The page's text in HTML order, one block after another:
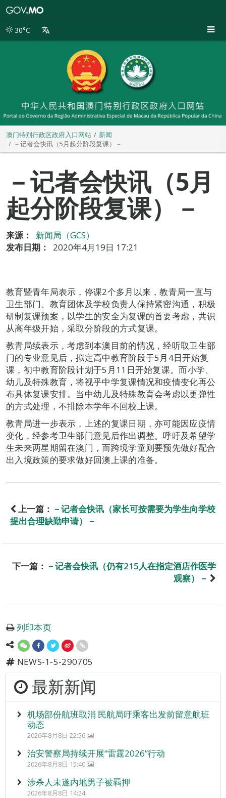
别
30°C
澳门特别行政区政府入口网站
新闻
－记者会快讯（5月起分阶段复课）－
－记者会快讯（5月
起分阶段复课）－
来源：
新闻局（GCS）
发布日期：
2020年4月19日 17:21
教育暨青年局表示，停课2个多月以来，教青局一直与
卫生部门、教育团体及学校负责人保持紧密沟通，积极
研制复课预案，以学生的安全为复课的首要考虑，共识
从高年级开始，采取分阶段的方式复课。
教青局续表示，考虑到本澳目前的情况，经听取卫生部
门的专业意见后，拟定高中教育阶段于5月4日开始复
课，初中教育阶段计划于5月11日开始复课。而小学、
幼儿及特殊教育，将视乎中学复课情况和疫情变化再公
布具体复课安排。当中幼儿及特殊教育会考虑以更弹性
的方式处理，不排除本学年不回校上课。
教青局进一步表示，上述的复课日期，亦可能因应疫情
变化，经参考卫生部门意见后作出调整。呼吁及希望学
生未来两星期留在澳门，而跨境学童则要预先做好配合
出入境政策的要求做好回澳上课的准备。
上一篇： －记者会快讯（家长可按需要为学生向学校
提出合理缺勤申请）－
下一篇： －记者会快讯（仍有215人在指定酒店作医学
观察）－
列印本页
NEWS-1-5-290705
最新新闻
机场部份航班取消 民航局吁乘客出发前留意航班
动态
2026年8月8日 22:56
治安警察局持续开展“雷霆2026”行动
2026年8月8日 15:40
涉杀人未遂内地男子被羁押
2026年8月8日 14:24